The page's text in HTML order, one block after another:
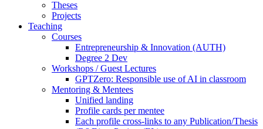
Theses
Projects
Teaching
Courses
Entrepreneurship & Innovation (AUTH)
Degree 2 Dev
Workshops / Guest Lectures
GPTZero: Responsible use of AI in classroom
Mentoring & Mentees
Unified landing
Profile cards per mentee
Each profile cross-links to any Publication/Thesis